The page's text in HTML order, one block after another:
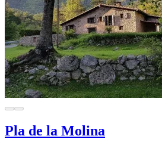
Pla de la Molina